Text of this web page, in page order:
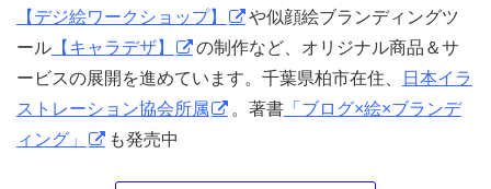
【デジ絵ワークショップ】
や似顔絵ブランディングツ
ール【キャラデザ】
の制作など、オリジナル商品＆サ
ービスの展開を進めています。千葉県柏市在住、
日本イラ
ストレーション協会所属
。著書「ブログ×絵×ブランデ
ィング」
も発売中